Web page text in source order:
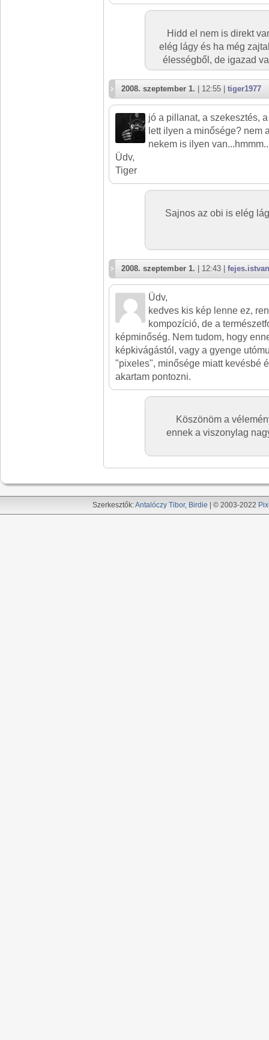
Hidd el nem is direkt
elég lágy és ha még
élességből, de igazad
2008. szeptember 1. | 12:55 | tiger1977
jó a pillanat, a szekesztés,
lett ilyen a minősége? nem
nekem is ilyen
Üdv,
Tiger
Sajnos az obi is elég
2008. szeptember 1. | 12:43 | fejes.istvan
Üdv,
kedves kis kép lenne ez,
kompozíció, de a
képminőség. Nem tudom, hogy
képkivágástól, vagy a gyenge
"pixeles", minősége miatt kevésbé
akartam pontozni.
Köszönöm a
ennek a viszonylag
Szerkesztők:Antalóczy Tibor, Birdie | © 2003-2022